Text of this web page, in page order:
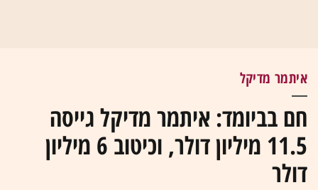
איתמר מדיקל
חם בביומד: איתמר מדיקל גייסה
11.5 מיליון דולר, וכיטוב 6 מיליון
דולר